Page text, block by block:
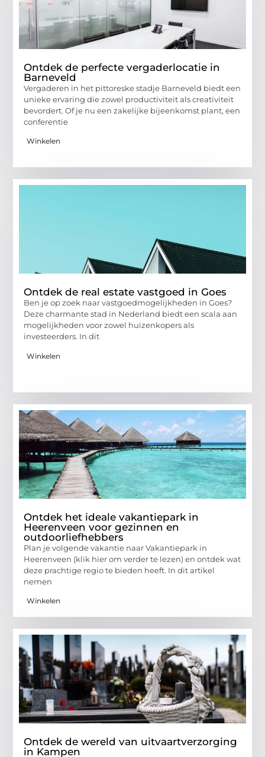
Ontdek de perfecte vergaderlocatie in
Barneveld
Vergaderen in het pittoreske stadje Barneveld biedt een
unieke ervaring die zowel productiviteit als creativiteit
bevordert. Of je nu een zakelijke bijeenkomst plant, een
conferentie
Winkelen
Ontdek de real estate vastgoed in Goes
Ben je op zoek naar vastgoedmogelijkheden in Goes?
Deze charmante stad in Nederland biedt een scala aan
mogelijkheden voor zowel huizenkopers als
investeerders. In dit
Winkelen
Ontdek het ideale vakantiepark in
Heerenveen voor gezinnen en
outdoorliefhebbers
Plan je volgende vakantie naar Vakantiepark in
Heerenveen (klik hier om verder te lezen) en ontdek wat
deze prachtige regio te bieden heeft. In dit artikel
nemen
Winkelen
Ontdek de wereld van uitvaartverzorging
in Kampen